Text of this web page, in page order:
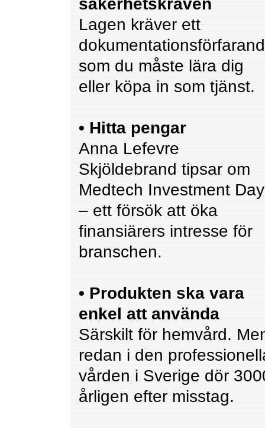
säkerhetskraven
Lagen kräver ett
som du måste lära dig
eller köpa in som tjänst.
• Hitta pengar
Anna Lefevre
Skjöldebrand tipsar om
Medtech Investment Day
– ett försök att öka
finansiärers intresse för
branschen.
• Produkten ska vara
enkel att använda
Särskilt för hemvård.
redan i den
vården i Sverige dör
årligen efter misstag.